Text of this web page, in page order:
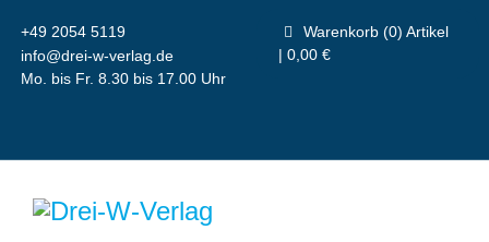
+49 2054 5119
info@drei-w-verlag.de
Mo. bis Fr. 8.30 bis 17.00 Uhr
Warenkorb (0) Artikel
| 0,00 €